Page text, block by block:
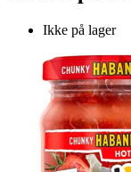
Ikke på lager